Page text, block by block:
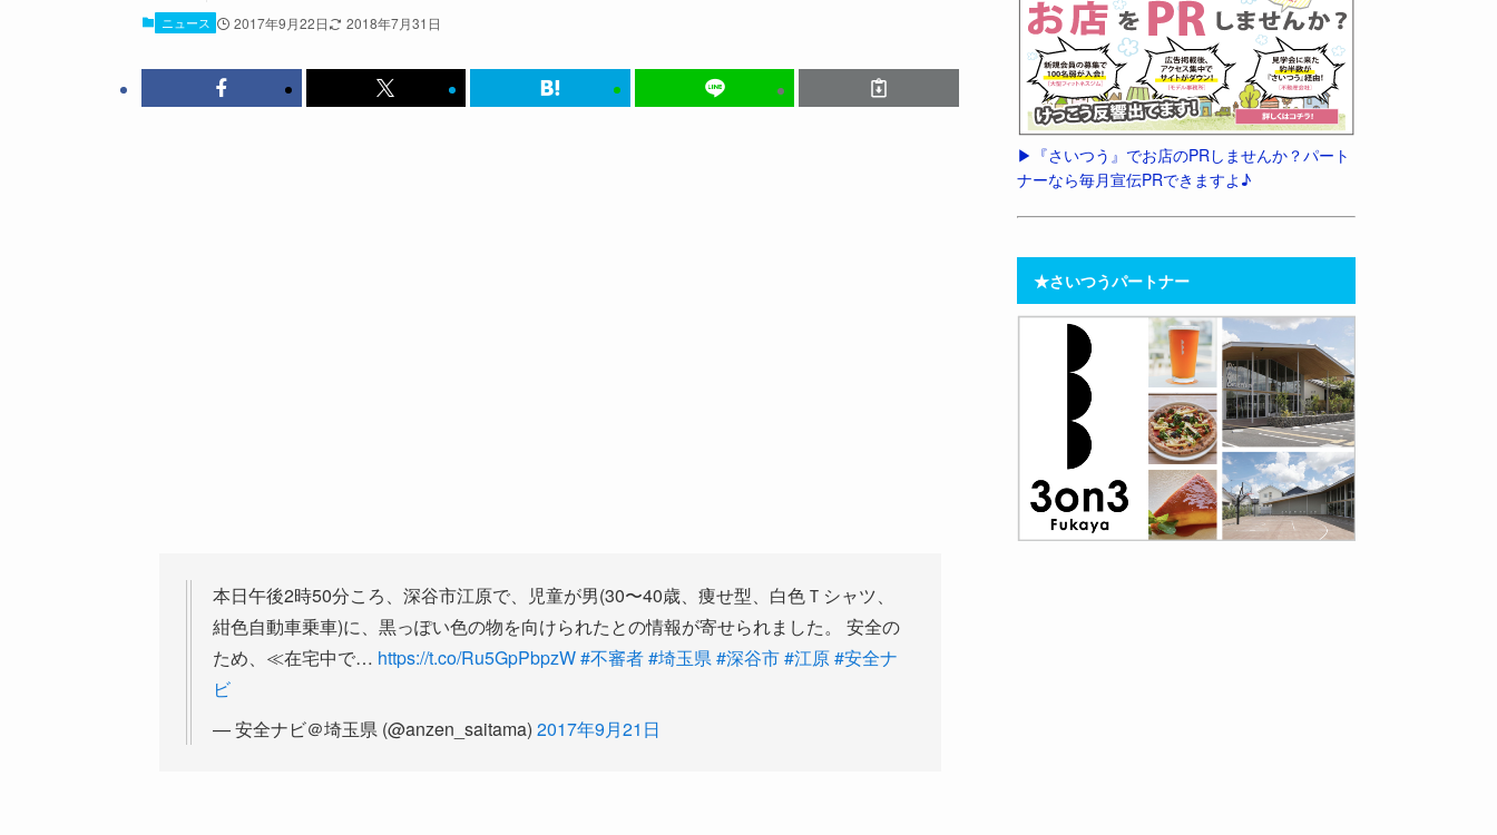
ニュース 2017年9月22日 2018年7月31日
本日午後2時50分ころ、深谷市江原で、児童が男(30〜40歳、痩せ型、白色Ｔシャツ、
紺色自動車乗車)に、黒っぽい色の物を向けられたとの情報が寄せられました。 安全の
ため、≪在宅中で… https://t.co/Ru5GpPbpzW#不審者#埼玉県#深谷市#江原#安全ナ
ビ
— 安全ナビ＠埼玉県 (@anzen_saitama) 2017年9月21日
▶︎『さいつう』でお店のPRしませんか？パート
ナーなら毎月宣伝PRできますよ♪
★さいつうパートナー